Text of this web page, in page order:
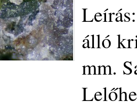
álló
mm.